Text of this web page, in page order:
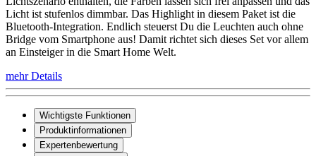
Licht ist stufenlos dimmbar. Das Highlight in diesem Paket ist die
Bluetooth-Integration. Endlich steuerst Du die Leuchten auch ohne
Bridge vom Smartphone aus! Damit richtet sich dieses Set vor allem
an Einsteiger in die Smart Home Welt.
mehr Details
Wichtigste Funktionen
Produktinformationen
Expertenbewertung